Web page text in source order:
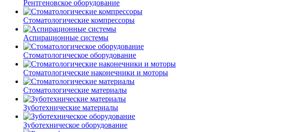
Рентгеновское оборудование
Стоматологические компрессоры
Аспирационные системы
Стоматологическое оборудование
Стоматологические наконечники и моторы
Стоматологические материалы
Зуботехнические материалы
Зуботехническое оборудование